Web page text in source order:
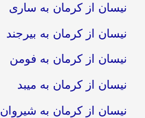
نیسان از کرمان به ساری
نیسان از کرمان به بیرجند
نیسان از کرمان به فومن
نیسان از کرمان به میبد
نیسان از کرمان به شیروان